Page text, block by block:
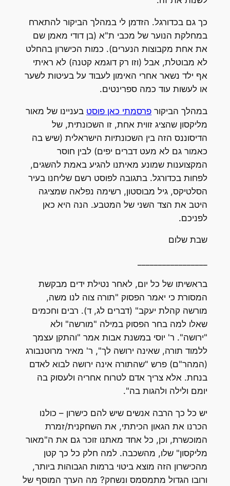
כך גם בכדורגל. הזדמן לי במהלך הביקור להתארח
במחלקת הנוער של מכבי ת"א (בן דודי מאמן שם
את אחת מקבוצות הנערים). כמות הכישרון בהחלט
לא מבוטלת, אבל (וזו רק דוגמא קטנה) לא ראיתי
אף ילד נשאר אחרי האימון לעבוד על בעיטות לשער
או לעשות עוד כמה ספרינטים.
במהלך הביקור פרסמתי כאן פוסט בעניינו של מאור
מליקסון שהציג זווית אחת, זו השכונתית, של
הדיסוננס הזה בין השכונתיות הישראלית (שיש בה
כאמור גם לא מעט דברים יפים) לבין חוסר
המקצוענות שמונע מאיתנו להגיע באמת להשגים,
לפחות בכדורגל. בתגובה לפוסט רשם שליחנו בעיר
הסלטיקס, גיל מבוסטון, רשימה נפלאה שמציגה
היטב את הצד השני של המטבע. הנה היא כאן
לפניכם.
שבת שלום
בראשיתו של כל יום, לאחר נטילת ידים מבקשת
המסורת כי יאמר הפסוק "תורה צוה לנו משה,
מורשה קהלת יעקב" (דברים לג, ד). רבים וחכמים
שאלו למה בחר הפסוק במילה "מורשה" ולא
"ירושה". ר' יוסי במשנת אבות אמר "והתקן עצמך
ללמוד תורה, שאינה ירושה לך", ר' מאיר מרוטנבורג
(המהר"ם) פרש "שהתורה אינה ירושה לבוא לאדם
בנחת. אלא צריך אדם לטרוח אחריה ולעסוק בה
יומם ולילה ולהגות בה".
יש כל כך הרבה אנשים שיש להם כישרון – כולנו
הכרנו את הגאון הכיתתי, את השחקנית/זמרת
המוכשרת, וכן, כל אחד מאתנו זוכר גם את ה"מאור
מליקסון" שלו, מהשכבה. למה חלק כל כך קטן
מהכישרון הזה מוצא ביטוי ברמות הגבוהות ביותר,
ורובו הגדול מתמסמס ונשחק? מה הערך המוסף של